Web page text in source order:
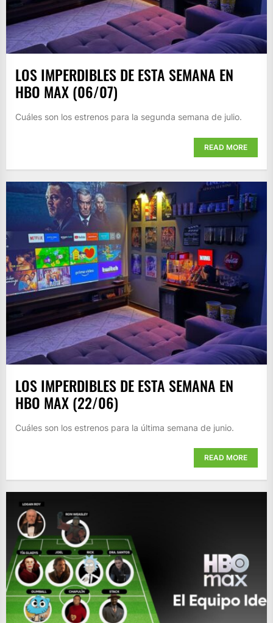
LOS IMPERDIBLES DE ESTA SEMANA EN
HBO MAX (06/07)
Cuáles son los estrenos para la segunda semana de julio.
READ MORE
LOS IMPERDIBLES DE ESTA SEMANA EN
HBO MAX (22/06)
Cuáles son los estrenos para la última semana de junio.
READ MORE